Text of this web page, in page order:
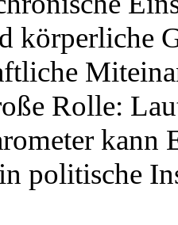
körperliche
Rolle:
kann
politische